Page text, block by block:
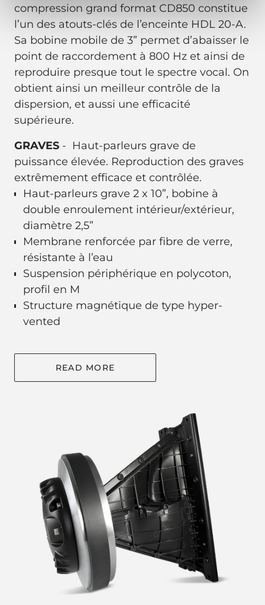
compression grand format CD850 constitue
l’un des atouts-clés de l’enceinte HDL 20-A.
Sa bobine mobile de 3” permet d’abaisser le
point de raccordement à 800 Hz et ainsi de
reproduire presque tout le spectre vocal. On
obtient ainsi un meilleur contrôle de la
dispersion, et aussi une efficacité
supérieure.
GRAVES - Haut-parleurs grave de
puissance élevée. Reproduction des graves
extrêmement efficace et contrôlée.
Haut-parleurs grave 2 x 10”, bobine à
double enroulement intérieur/extérieur,
diamètre 2,5”
Membrane renforcée par fibre de verre,
résistante à l’eau
Suspension périphérique en polycoton,
profil en M
Structure magnétique de type hyper-
vented
READ MORE